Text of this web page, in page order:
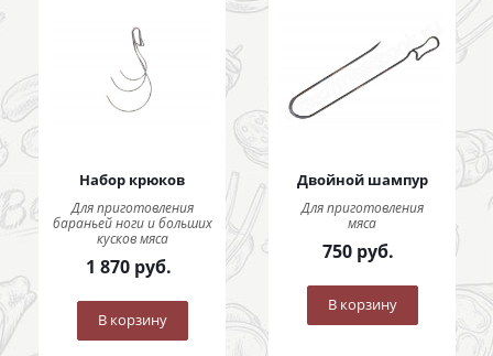
Набор крюков
Для приготовления
бараньей ноги и больших
кусков мяса
1 870руб.
В корзину
Двойной шампур
Для приготовления
мяса
750 руб.
В корзину